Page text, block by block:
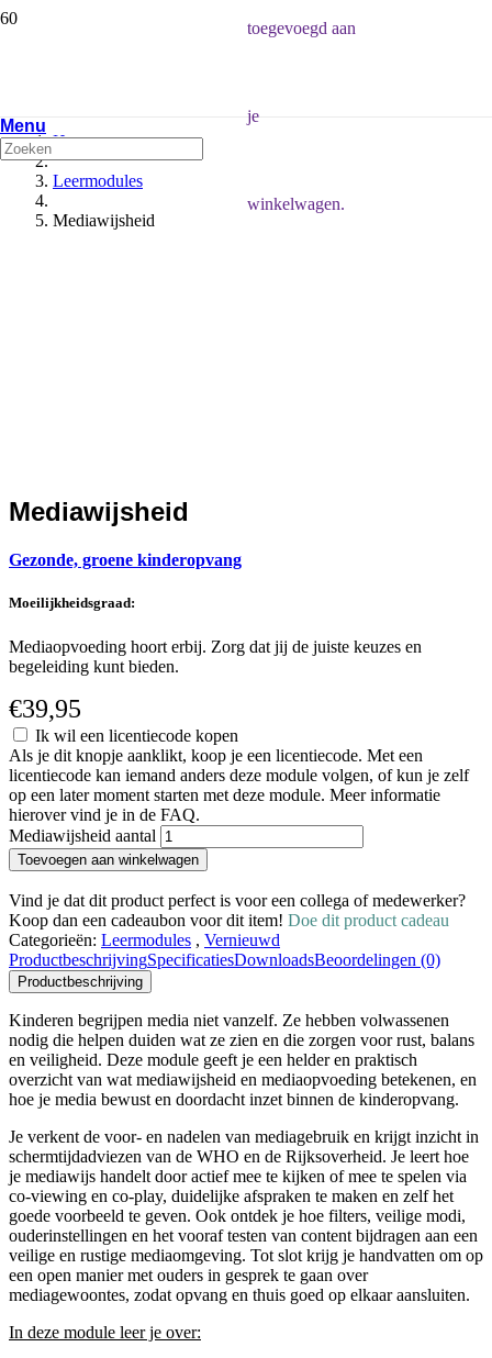
toegevoegd aan
je
winkelwagen.
Menu
Home
Leermodules
Mediawijsheid
Mediawijsheid
Gezonde, groene kinderopvang
Moeilijkheidsgraad:
Mediaopvoeding hoort erbij. Zorg dat jij de juiste keuzes en
begeleiding kunt bieden.
€39,95
Ik wil een licentiecode kopen
Als je dit knopje aanklikt, koop je een licentiecode. Met een
licentiecode kan iemand anders deze module volgen, of kun je zelf
op een later moment starten met deze module. Meer informatie
hierover vind je in de FAQ.
Mediawijsheid aantal
Toevoegen aan winkelwagen
Vind je dat dit product perfect is voor een collega of medewerker?
Koop dan een cadeaubon voor dit item! Doe dit product cadeau
Categorieën: Leermodules , Vernieuwd
ProductbeschrijvingSpecificatiesDownloadsBeoordelingen (0)
Productbeschrijving
Kinderen begrijpen media niet vanzelf. Ze hebben volwassenen
nodig die helpen duiden wat ze zien en die zorgen voor rust, balans
en veiligheid. Deze module geeft je een helder en praktisch
overzicht van wat mediawijsheid en mediaopvoeding betekenen, en
hoe je media bewust en doordacht inzet binnen de kinderopvang.
Je verkent de voor- en nadelen van mediagebruik en krijgt inzicht in
schermtijdadviezen van de WHO en de Rijksoverheid. Je leert hoe
je mediawijs handelt door actief mee te kijken of mee te spelen via
co-viewing en co-play, duidelijke afspraken te maken en zelf het
goede voorbeeld te geven. Ook ontdek je hoe filters, veilige modi,
ouderinstellingen en het vooraf testen van content bijdragen aan een
veilige en rustige mediaomgeving. Tot slot krijg je handvatten om op
een open manier met ouders in gesprek te gaan over
mediagewoontes, zodat opvang en thuis goed op elkaar aansluiten.
In deze module leer je over: